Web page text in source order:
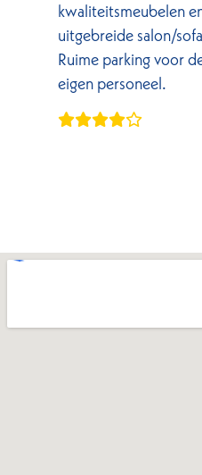
kwaliteitsmeubelen
uitgebreide salon/
Ruime parking voor
eigen personeel.